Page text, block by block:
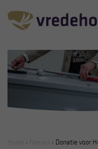
Donatie voor